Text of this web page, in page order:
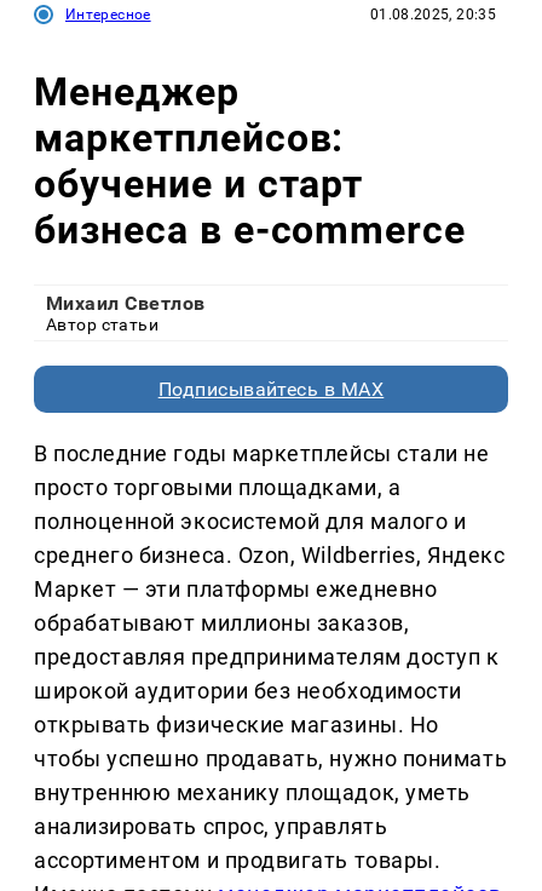
Интересное 01.08.2025, 20:35
Менеджер
маркетплейсов:
обучение и старт
бизнеса в e-commerce
Михаил Светлов
Автор статьи
Подписывайтесь в MAX
В последние годы маркетплейсы стали не
просто торговыми площадками, а
полноценной экосистемой для малого и
среднего бизнеса. Ozon, Wildberries, Яндекс
Маркет — эти платформы ежедневно
обрабатывают миллионы заказов,
предоставляя предпринимателям доступ к
широкой аудитории без необходимости
открывать физические магазины. Но
чтобы успешно продавать, нужно понимать
внутреннюю механику площадок, уметь
анализировать спрос, управлять
ассортиментом и продвигать товары.